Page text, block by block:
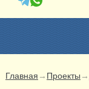
Главная → Проекты →